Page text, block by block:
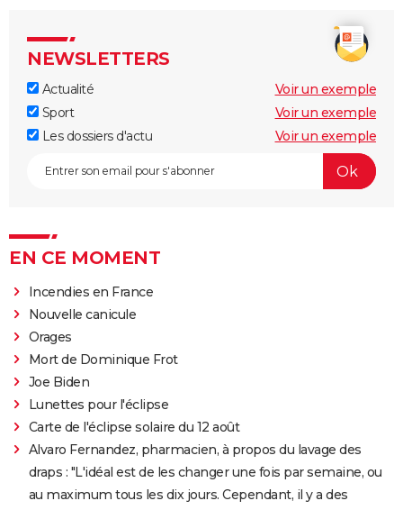
NEWSLETTERS
Actualité
Voir un exemple
Sport
Voir un exemple
Les dossiers d'actu
Voir un exemple
EN CE MOMENT
Incendies en France
Nouvelle canicule
Orages
Mort de Dominique Frot
Joe Biden
Lunettes pour l'éclipse
Carte de l'éclipse solaire du 12 août
Alvaro Fernandez, pharmacien, à propos du lavage des
draps : "L'idéal est de les changer une fois par semaine, ou
au maximum tous les dix jours. Cependant, il y a des